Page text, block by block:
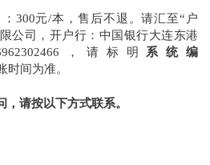
300元/本，售后不退。请汇至“户
公司，开户行：中国银行大连东港
，请标明 系统编
时间为准。
请按以下方式联系。